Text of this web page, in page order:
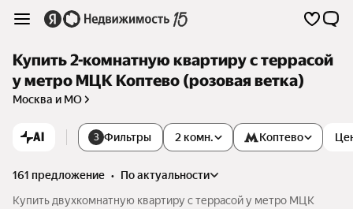
Купить 2-комнатную квартиру с террасой
у метро МЦК Коптево (розовая ветка)
Москва и МО
AI 3 Фильтры 2 комн. Коптево
161 предложение •
по актуальности
Купить двухкомнатную квартиру с террасой у метро МЦК